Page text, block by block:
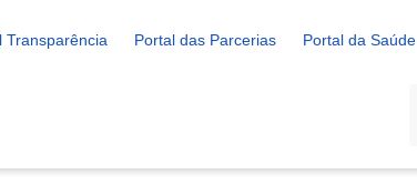
Transparência Portal das Parcerias Portal da Saúde